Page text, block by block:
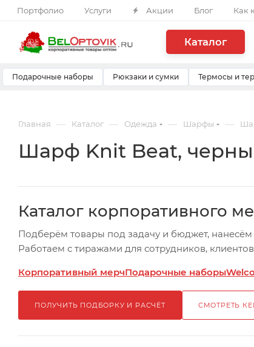
Портфолио Услуги Акции Блог Как
Каталог
Подарочные наборы Рюкзаки и сумки Термосы и
Главная — Каталог — Одежда — Шарфы —
Шарф Knit Beat,
Каталог корпоративного
Подберём товары под задачу и бюджет,
Работаем с тиражами для сотрудников,
Корпоративный мерчПодарочные наборы
ПОЛУЧИТЬ ПОДБОРКУ И РАСЧЁТ СМОТРЕТЬ